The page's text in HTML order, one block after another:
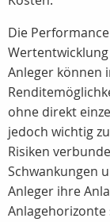
Die
Anleger können
ohne direkt
jedoch wichtig
Risiken
Schwankungen
Anleger ihre